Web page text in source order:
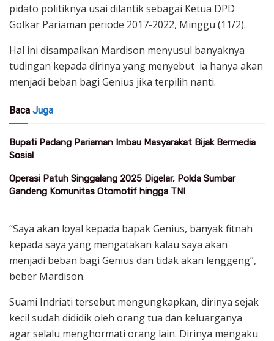
pidato politiknya usai dilantik sebagai Ketua DPD
Golkar Pariaman periode 2017-2022, Minggu (11/2).
Hal ini disampaikan Mardison menyusul banyaknya
tudingan kepada dirinya yang menyebut ia hanya akan
menjadi beban bagi Genius jika terpilih nanti.
Baca Juga
Bupati Padang Pariaman Imbau Masyarakat Bijak Bermedia
Sosial
Operasi Patuh Singgalang 2025 Digelar, Polda Sumbar
Gandeng Komunitas Otomotif hingga TNI
“Saya akan loyal kepada bapak Genius, banyak fitnah
kepada saya yang mengatakan kalau saya akan
menjadi beban bagi Genius dan tidak akan lenggeng”,
beber Mardison.
Suami Indriati tersebut mengungkapkan, dirinya sejak
kecil sudah dididik oleh orang tua dan keluarganya
agar selalu menghormati orang lain. Dirinya mengaku